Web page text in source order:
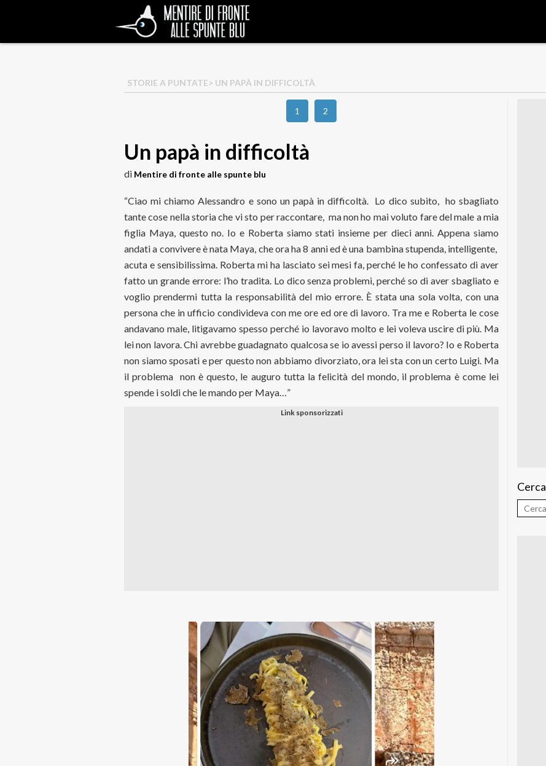
STORIE A PUNTATE> UN PAPÀ IN DIFFICOLTÀ
1 2
Un papà in difficoltà
di Mentire di fronte alle spunte blu
“Ciao mi chiamo Alessandro e sono un papà in difficoltà. Lo dico subito, ho sbagliato
tante cose nella storia che vi sto per raccontare, ma non ho mai voluto fare del male a mia
figlia Maya, questo no. Io e Roberta siamo stati insieme per dieci anni. Appena siamo
andati a convivere è nata Maya, che ora ha 8 anni ed è una bambina stupenda, intelligente,
acuta e sensibilissima. Roberta mi ha lasciato sei mesi fa, perché le ho confessato di aver
fatto un grande errore: l’ho tradita. Lo dico senza problemi, perché so di aver sbagliato e
voglio prendermi tutta la responsabilità del mio errore. È stata una sola volta, con una
persona che in ufficio condivideva con me ore ed ore di lavoro. Tra me e Roberta le cose
andavano male, litigavamo spesso perché io lavoravo molto e lei voleva uscire di più. Ma
lei non lavora. Chi avrebbe guadagnato qualcosa se io avessi perso il lavoro? Io e Roberta
non siamo sposati e per questo non abbiamo divorziato, ora lei sta con un certo Luigi. Ma
il problema non è questo, le auguro tutta la felicità del mondo, il problema è come lei
spende i soldi che le mando per Maya…”
Cerca